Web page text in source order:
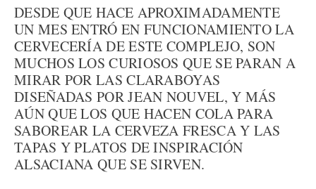
DESDE QUE HACE APROXIMADAMENTE
UN MES ENTRÓ EN FUNCIONAMIENTO LA
CERVECERÍA DE ESTE COMPLEJO, SON
MUCHOS LOS CURIOSOS QUE SE PARAN A
MIRAR POR LAS CLARABOYAS
DISEÑADAS POR JEAN NOUVEL, Y MÁS
AÚN QUE LOS QUE HACEN COLA PARA
SABOREAR LA CERVEZA FRESCA Y LAS
TAPAS Y PLATOS DE INSPIRACIÓN
ALSACIANA QUE SE SIRVEN.